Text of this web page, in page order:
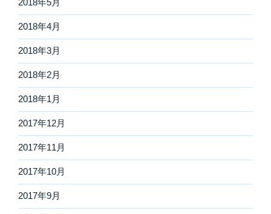
2018年5月
2018年4月
2018年3月
2018年2月
2018年1月
2017年12月
2017年11月
2017年10月
2017年9月